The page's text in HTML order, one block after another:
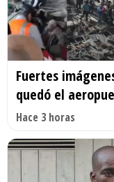
Fuertes
quedó el
Hace 3 horas